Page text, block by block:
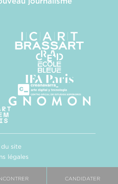
CANDIDATER
du site
légales
cookies